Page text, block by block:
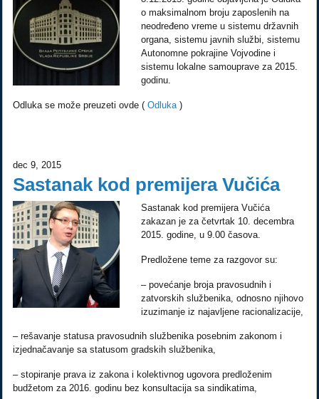
o maksimalnom broju zaposlenih na
neodređeno vreme u sistemu državnih
organa, sistemu javnih službi, sistemu
Autonomne pokrajine Vojvodine i
sistemu lokalne samouprave za 2015.
godinu.
Odluka se može preuzeti ovde ( Odluka)
dec 9, 2015
Sastanak kod premijera Vučića
Sastanak kod premijera Vučića
zakazan je za četvrtak 10. decembra
2015. godine, u 9.00 časova.
Predložene teme za razgovor su:
– povećanje broja pravosudnih i
zatvorskih službenika, odnosno njihovo
izuzimanje iz najavljene racionalizacije,
– rešavanje statusa pravosudnih službenika posebnim zakonom i
izjednačavanje sa statusom gradskih službenika,
– stopiranje prava iz zakona i kolektivnog ugovora predloženim
budžetom za 2016. godinu bez konsultacija sa sindikatima,